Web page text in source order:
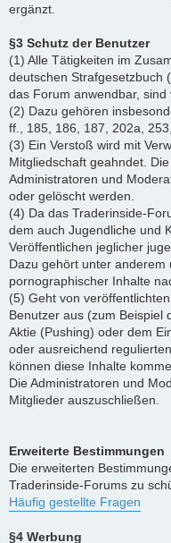
ergänzt.
§3 Schutz der Benutzer
(1) Alle Tätigkeiten im
deutschen Strafgesetzbuch
das Forum anwendbar, sind
(2) Dazu gehören
ff., 185, 186, 187, 202a,
(3) Ein Verstoß wird mit
Mitgliedschaft geahndet.
Administratoren und
oder gelöscht werden.
(4) Da das Traderinside-
dem auch Jugendliche und
Veröffentlichen jeglicher
Dazu gehört unter anderem
pornographischer Inhalte
(5) Geht von
Benutzer aus (zum Beispiel
Aktie (Pushing) oder dem
oder ausreichend
können diese Inhalte
Die Administratoren und
Mitglieder auszuschließen.
Erweiterte Bestimmungen
Die erweiterten
Traderinside-Forums zu
Häufig gestellte Fragen
§4 Werbung